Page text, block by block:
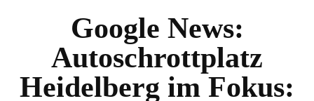
Google News:
Autoschrottplatz
Heidelberg im Fokus: